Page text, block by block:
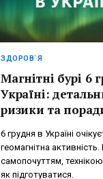
ЗДОРОВ`Я
Магнітні бурі 6
Україні:
ризики та
6 грудня в Україні
геомагнітна
самопочуттям,
як підготуватися.